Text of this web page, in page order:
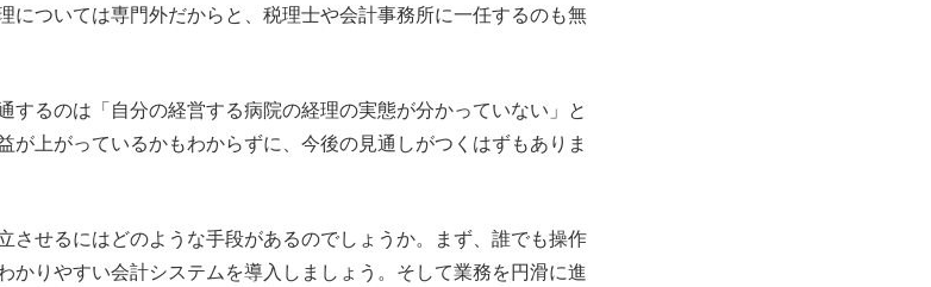
については専門外だからと、税理士や会計事務所に一任するのも無
するのは「自分の経営する病院の経理の実態が分かっていない」と
が上がっているかもわからずに、今後の見通しがつくはずもありま
させるにはどのような手段があるのでしょうか。まず、誰でも操作
かりやすい会計システムを導入しましょう。そして業務を円滑に進